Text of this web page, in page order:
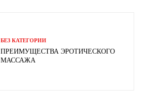
БЕЗ КАТЕГОРИИ
ПРЕИМУЩЕСТВА ЭРОТИЧЕСКОГО
МАССАЖА